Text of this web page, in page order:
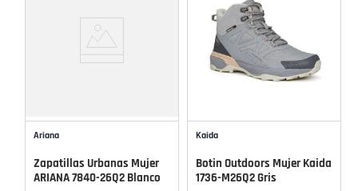
Ariana
Zapatillas Urbanas Mujer
ARIANA 7840-26Q2 Blanco
Kaida
Botin Outdoors Mujer Kaida
1736-M26Q2 Gris